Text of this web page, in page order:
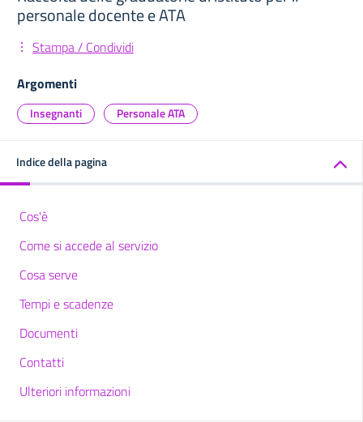
personale docente e ATA
Stampa / Condividi
Argomenti
Insegnanti Personale ATA
Indice della pagina
Cos'è
Come si accede al servizio
Cosa serve
Tempi e scadenze
Documenti
Contatti
Ulteriori informazioni